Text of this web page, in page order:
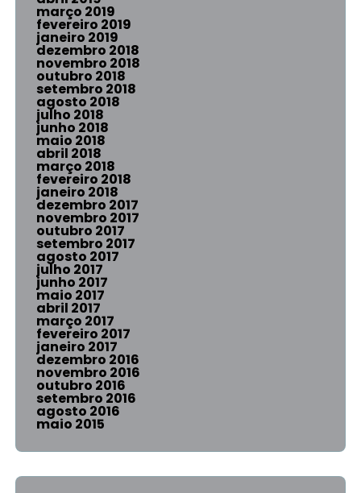
março 2019
fevereiro 2019
janeiro 2019
dezembro 2018
novembro 2018
outubro 2018
setembro 2018
agosto 2018
julho 2018
junho 2018
maio 2018
abril 2018
março 2018
fevereiro 2018
janeiro 2018
dezembro 2017
novembro 2017
outubro 2017
setembro 2017
agosto 2017
julho 2017
junho 2017
maio 2017
abril 2017
março 2017
fevereiro 2017
janeiro 2017
dezembro 2016
novembro 2016
outubro 2016
setembro 2016
agosto 2016
maio 2015